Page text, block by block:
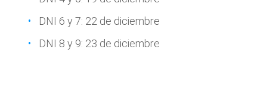
DNI 6 y 7: 22 de diciembre
DNI 8 y 9: 23 de diciembre